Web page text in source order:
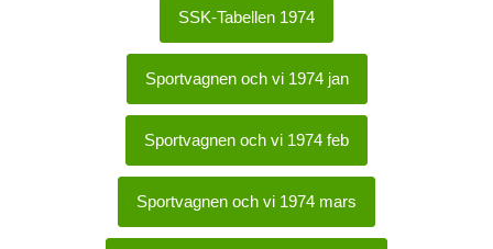
SSK-Tabellen 1974
Sportvagnen och vi 1974 jan
Sportvagnen och vi 1974 feb
Sportvagnen och vi 1974 mars